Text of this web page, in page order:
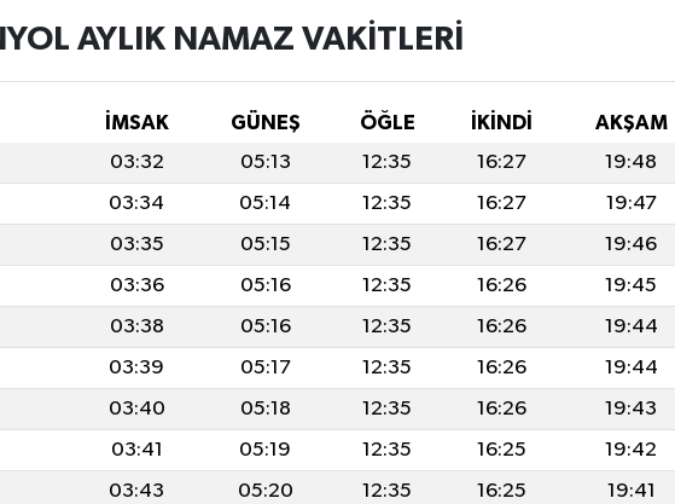
AYLIK NAMAZ VAKITLERI
İMSAK GÜNEŞ ÖĞLE İKINDI AKŞAM
03:32 05:13 12:35 16:27 19:48
03:34 05:14 12:35 16:27 19:47
03:35 05:15 12:35 16:27 19:46
03:36 05:16 12:35 16:26 19:45
03:38 05:16 12:35 16:26 19:44
03:39 05:17 12:35 16:26 19:44
03:40 05:18 12:35 16:26 19:43
03:41 05:19 12:35 16:25 19:42
03:43 05:20 12:35 16:25 19:41